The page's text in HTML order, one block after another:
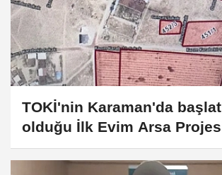
TOKİ'nin Karaman'da
olduğu İlk Evim Arsa
!